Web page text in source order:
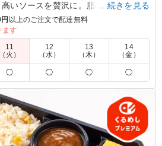
高いソースを贅沢に。脂のりの良い真
んだパン粉をまぶして焼き上げた、
んは海鮮パエリアと長時間低温で火
げたイベリコ豚のローストポークを
リンもついた、トゥアンビを贅沢に
な日におすすめです。
ウンよりお選びください。
ィラミス仕立てのクラッシックプリ
「ご飯の量」プルダウンより選択く
…続きを見る
以上のご注文で配達無料
ます
11
（火）
12
（水）
13
（木）
14
（金）
◯ ◯ ◯ ◯